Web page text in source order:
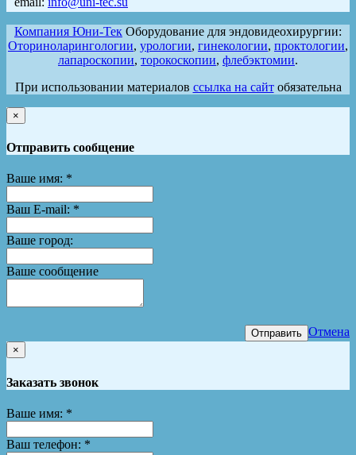
Компания Юни-Тек Оборудование для эндовидеохирургии:
Оториноларингологии, урологии, гинекологии, проктологии,
лапароскопии, торокоскопии, флебэктомии.
При использовании материалов ссылка на сайтобязательна
×
Отправить сообщение
Ваше имя: *
Ваш E-mail: *
Ваше город:
Ваше сообщение
Отправить Отмена
×
Заказать звонок
Ваше имя: *
Ваш телефон: *